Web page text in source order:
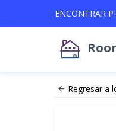
ENCONTRAR
Regresar a